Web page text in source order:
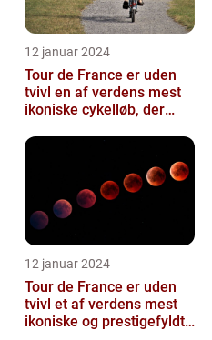
12 januar 2024
Tour de France er uden
tvivl en af verdens mest
ikoniske cykelløb, der
millioner...
12 januar 2024
Tour de France er uden
tvivl et af verdens mest
ikoniske og prestigefyldte